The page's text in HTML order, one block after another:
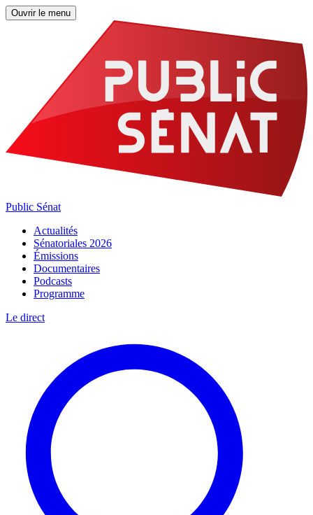
Ouvrir le menu
Public Sénat
Actualités
Sénatoriales 2026
Émissions
Documentaires
Podcasts
Programme
Le direct